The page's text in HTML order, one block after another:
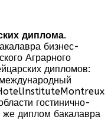
диплома.
бизнес-
Аграрного
дипломов:
гостинично-
же диплом бакалавра